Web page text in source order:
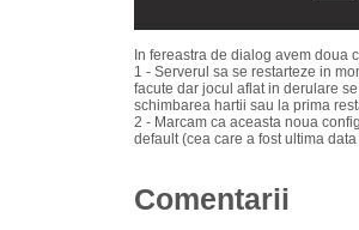
In fereastra de dialog avem doua
1 - Serverul sa se restarteze in
facute dar jocul aflat in derulare
schimbarea hartii sau la prima
2 - Marcam ca aceasta noua
default (cea care a fost ultima
Comentarii